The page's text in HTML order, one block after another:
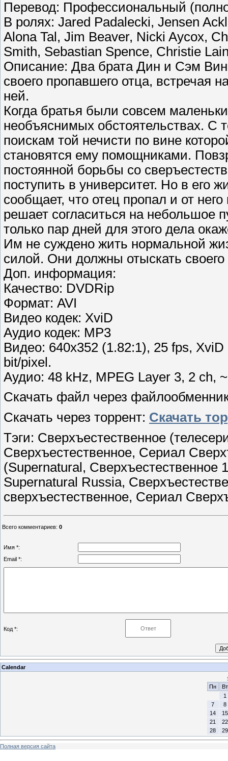
Перевод: Профессиональный
В ролях: Jared Padalecki, Jensen
Alona Tal, Jim Beaver, Nicki Aycox,
Smith, Sebastian Spence, Christie
Описание: Два брата Дин и Сэм
своего пропавшего отца, встречая
ней.
Когда братья были совсем
необъяснимых обстоятельствах. С
поискам той нечисти по вине
становятся ему помощниками.
постоянной борьбы со
поступить в университет. Но в его
сообщает, что отец пропал и от
решает согласиться на небольшое
только пар дней для этого дела
Им не суждено жить нормальной
силой. Они должны отыскать
Доп. информация:
Качество: DVDRip
Формат: AVI
Видео кодек: XviD
Аудио кодек: MP3
Видео: 640x352 (1.82:1), 25 fps,
bit/pixel.
Аудио: 48 kHz, MPEG Layer 3, 2 ch,
Скачать файл через
Скачать через торрент: Скачать
Тэги: Сверхъестественное
Сверхъестественное, Сериал
(Supernatural, Сверхъестественное
Supernatural Russia,
сверхъестественное, Сериал
Всего комментариев: 0
Имя *:
Email *:
Код *:
Calendar
Пн
Вт
1
7
8
14
15
21
22
28
29
Полная версия сайта